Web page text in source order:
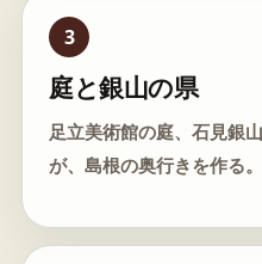
3
庭と銀山の県
足立美術館の庭、石見銀
が、島根の奥行きを作る。